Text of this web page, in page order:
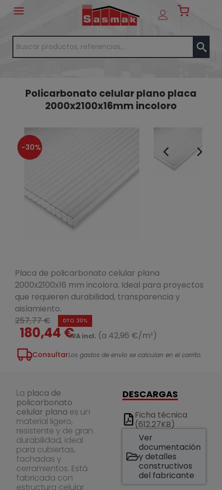
Policarbonato celular plano placa
2000x2100x16mm incoloro
-30%
Placa de policarbonato celular plana
2000x2100x16 mm incolora. Ideal para proyectos
que requieren durabilidad, transparencia y
aislamiento.
257,77 €
DTO. 30%
180,44 €IVA incl. (a 42,96 €/m²)
ConsultarLos gastos de envío se calculan en el carrito.
La placa de
policarbonato
celular plana es un
material ligero,
resistente y de gran
durabilidad, ideal
para cubiertas,
fachadas y
cerramientos. Está
fabricada con
estructura celular
DESCARGAS
Ficha técnica
(612.27KB)
Ver
documentación
y detalles
constructivos
del fabricante